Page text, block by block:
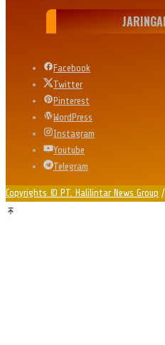
Facebook
Twitter
Pinterest
WordPress
Instagram
Youtube
Telegram
Copyrights © PT. Halilintar News Group /